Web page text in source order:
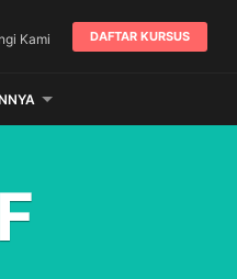
DAFTAR KURSUS
Kami